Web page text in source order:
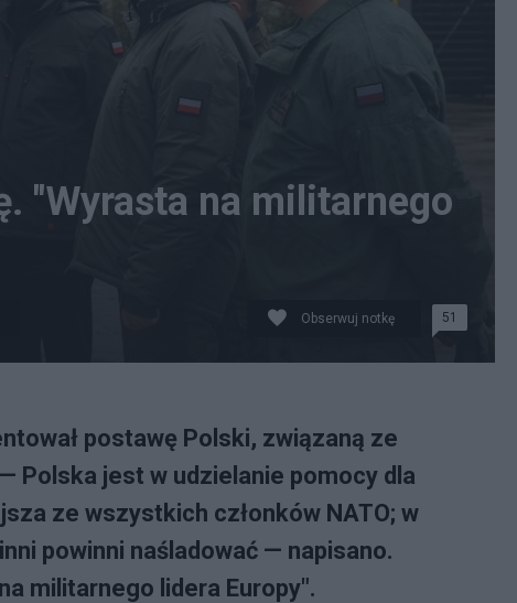
"Wyrasta na militarnego
Obserwuj notkę 51
postawę Polski, związaną ze
Polska jest w udzielanie pomocy dla
ze wszystkich członków NATO; w
powinni naśladować — napisano.
militarnego lidera Europy".